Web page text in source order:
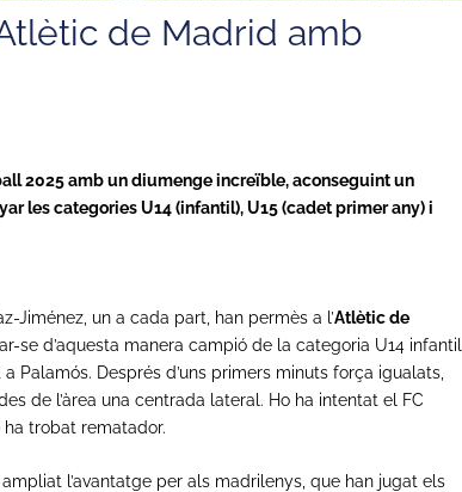
de Madrid amb
2025 amb un diumenge increïble, aconseguint un
les categories U14 (infantil), U15 (cadet primer any) i
Jiménez, un a cada part, han permès a l’Atlètic de
se d’aquesta manera campió de la categoria U14 infantil
Palamós. Després d’uns primers minuts força igualats,
de l’àrea una centrada lateral. Ho ha intentat el FC
trobat rematador.
l’avantatge per als madrilenys, que han jugat els